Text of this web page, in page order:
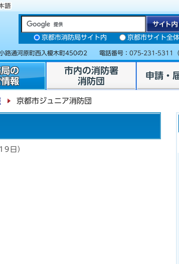
京都市消防局サイト内 京都市サイト全体
路通河原町西入榎木町450の2 電話番号： 075-231-5311
の
報
市内の消防署
消防団
申請・
京都市ジュニア消防団
日）